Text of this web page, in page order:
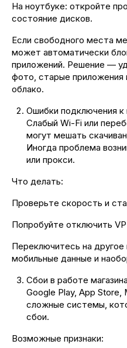
На ноутбуке: откройте
состояние дисков.
Если свободного места
может автоматически
приложений. Решение —
фото, старые приложения
облако.
Ошибки подключения к
Слабый Wi-Fi или
могут мешать
Иногда проблема
или прокси.
Что делать:
Проверьте скорость и
Попробуйте отключить
Переключитесь на
мобильные данные и
Сбои в работе
Google Play, App
сложные системы,
сбои.
Возможные признаки: